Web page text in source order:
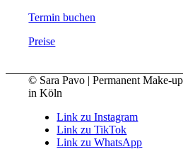
Termin buchen
Preise
© Sara Pavo | Permanent Make-
in Köln
Link zu Instagram
Link zu TikTok
Link zu WhatsApp